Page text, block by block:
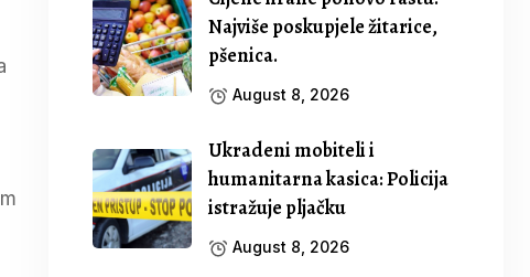
Najviše poskupjele žitarice,
pšenica.
August 8, 2026
Ukradeni mobiteli i
humanitarna kasica: Policija
istražuje pljačku
August 8, 2026